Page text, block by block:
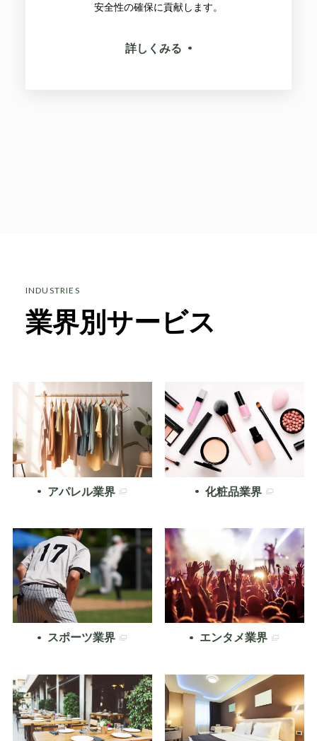
安全性の確保に貢献します。
詳しくみる
INDUSTRIES
業界別サービス
アパレル業界 化粧品業界
スポーツ業界 エンタメ業界